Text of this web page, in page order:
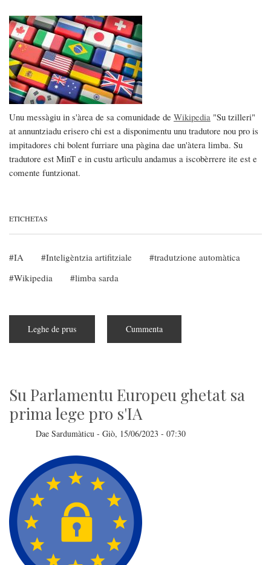
Unu messàgiu in s'àrea de sa comunidade de Wikipedia "Su tzilleri"
at annuntziadu erisero chi est a disponimentu unu tradutore nou pro is
impitadores chi bolent furriare una pàgina dae un'àtera limba. Su
tradutore est MinT e in custu artìculu andamus a iscobèrrere ite est e
comente funtzionat.
ETICHETAS
IA Inteligèntzia artifitziale
tradutzione automàtica
Wikipedia
limba sarda
Leghe de prus
sa
disponimentu
su
tradutore
MinT
Cummenta
Su Parlamentu Europeu ghetat sa
prima lege pro s'IA
Dae Sardumàticu - Giò, 15/06/2023 - 07:30